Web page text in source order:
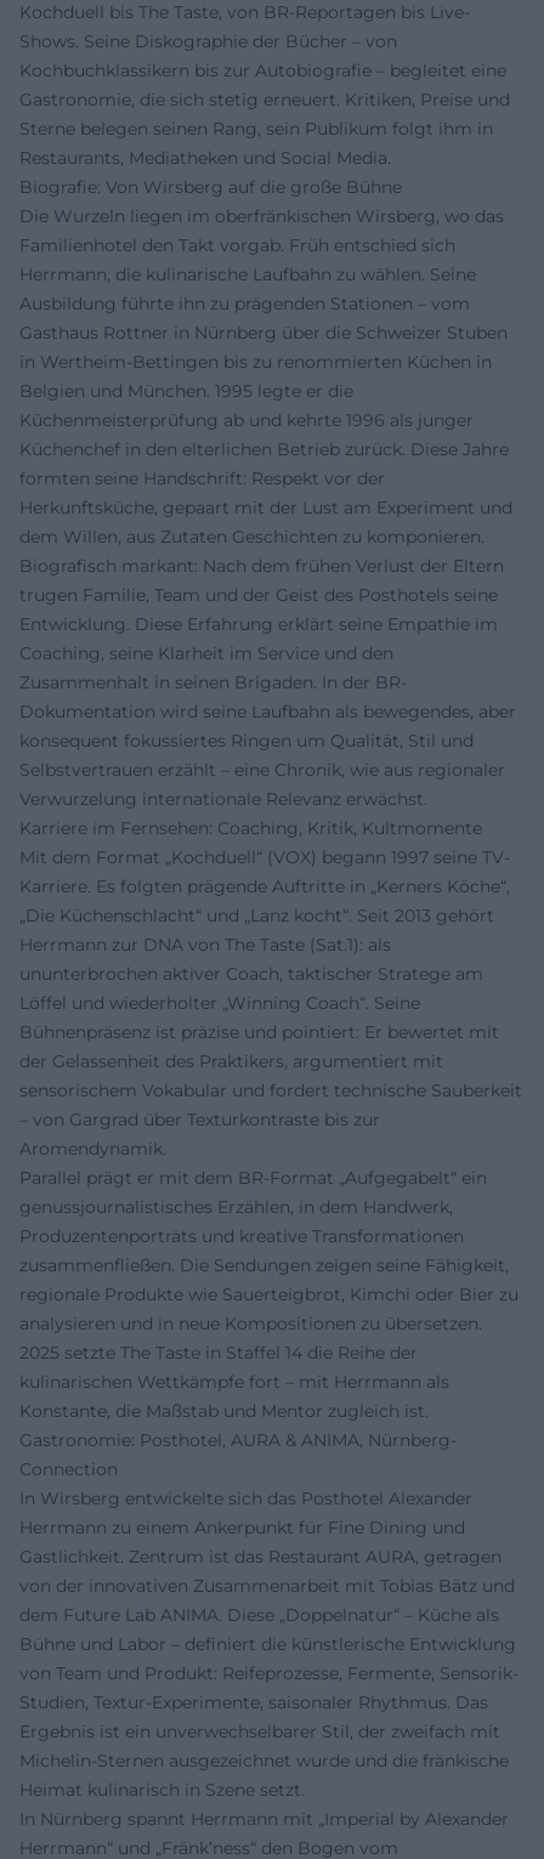
Kochduell bis The Taste, von BR-Reportagen bis Live-
Shows. Seine Diskographie der Bücher – von
Kochbuchklassikern bis zur Autobiografie – begleitet eine
Gastronomie, die sich stetig erneuert. Kritiken, Preise und
Sterne belegen seinen Rang, sein Publikum folgt ihm in
Restaurants, Mediatheken und Social Media.
Biografie: Von Wirsberg auf die große Bühne
Die Wurzeln liegen im oberfränkischen Wirsberg, wo das
Familienhotel den Takt vorgab. Früh entschied sich
Herrmann, die kulinarische Laufbahn zu wählen. Seine
Ausbildung führte ihn zu prägenden Stationen – vom
Gasthaus Rottner in Nürnberg über die Schweizer Stuben
in Wertheim-Bettingen bis zu renommierten Küchen in
Belgien und München. 1995 legte er die
Küchenmeisterprüfung ab und kehrte 1996 als junger
Küchenchef in den elterlichen Betrieb zurück. Diese Jahre
formten seine Handschrift: Respekt vor der
Herkunftsküche, gepaart mit der Lust am Experiment und
dem Willen, aus Zutaten Geschichten zu komponieren.
Biografisch markant: Nach dem frühen Verlust der Eltern
trugen Familie, Team und der Geist des Posthotels seine
Entwicklung. Diese Erfahrung erklärt seine Empathie im
Coaching, seine Klarheit im Service und den
Zusammenhalt in seinen Brigaden. In der BR-
Dokumentation wird seine Laufbahn als bewegendes, aber
konsequent fokussiertes Ringen um Qualität, Stil und
Selbstvertrauen erzählt – eine Chronik, wie aus regionaler
Verwurzelung internationale Relevanz erwächst.
Karriere im Fernsehen: Coaching, Kritik, Kultmomente
Mit dem Format „Kochduell“ (VOX) begann 1997 seine TV-
Karriere. Es folgten prägende Auftritte in „Kerners Köche“,
„Die Küchenschlacht“ und „Lanz kocht“. Seit 2013 gehört
Herrmann zur DNA von The Taste (Sat.1): als
ununterbrochen aktiver Coach, taktischer Stratege am
Löffel und wiederholter „Winning Coach“. Seine
Bühnenpräsenz ist präzise und pointiert: Er bewertet mit
der Gelassenheit des Praktikers, argumentiert mit
sensorischem Vokabular und fordert technische Sauberkeit
– von Gargrad über Texturkontraste bis zur
Aromendynamik.
Parallel prägt er mit dem BR-Format „Aufgegabelt“ ein
genussjournalistisches Erzählen, in dem Handwerk,
Produzentenporträts und kreative Transformationen
zusammenfließen. Die Sendungen zeigen seine Fähigkeit,
regionale Produkte wie Sauerteigbrot, Kimchi oder Bier zu
analysieren und in neue Kompositionen zu übersetzen.
2025 setzte The Taste in Staffel 14 die Reihe der
kulinarischen Wettkämpfe fort – mit Herrmann als
Konstante, die Maßstab und Mentor zugleich ist.
Gastronomie: Posthotel, AURA & ANIMA, Nürnberg-
Connection
In Wirsberg entwickelte sich das Posthotel Alexander
Herrmann zu einem Ankerpunkt für Fine Dining und
Gastlichkeit. Zentrum ist das Restaurant AURA, getragen
von der innovativen Zusammenarbeit mit Tobias Bätz und
dem Future Lab ANIMA. Diese „Doppelnatur“ – Küche als
Bühne und Labor – definiert die künstlerische Entwicklung
von Team und Produkt: Reifeprozesse, Fermente, Sensorik-
Studien, Textur-Experimente, saisonaler Rhythmus. Das
Ergebnis ist ein unverwechselbarer Stil, der zweifach mit
Michelin-Sternen ausgezeichnet wurde und die fränkische
Heimat kulinarisch in Szene setzt.
In Nürnberg spannt Herrmann mit „Imperial by Alexander
Herrmann“ und „Fränk’ness“ den Bogen vom